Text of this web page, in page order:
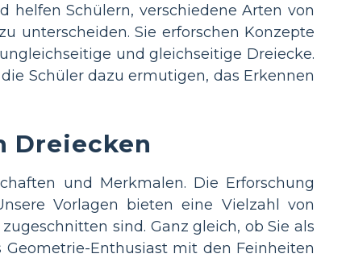
Schülern, verschiedene Arten von
unterscheiden. Sie erforschen Konzepte
und gleichseitige Dreiecke.
Schüler dazu ermutigen, das Erkennen
Dreiecken
und Merkmalen. Die Erforschung
Vorlagen bieten eine Vielzahl von
sind. Ganz gleich, ob Sie als
Enthusiast mit den Feinheiten